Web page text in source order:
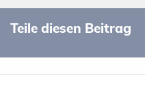
Teile diesen Beitrag